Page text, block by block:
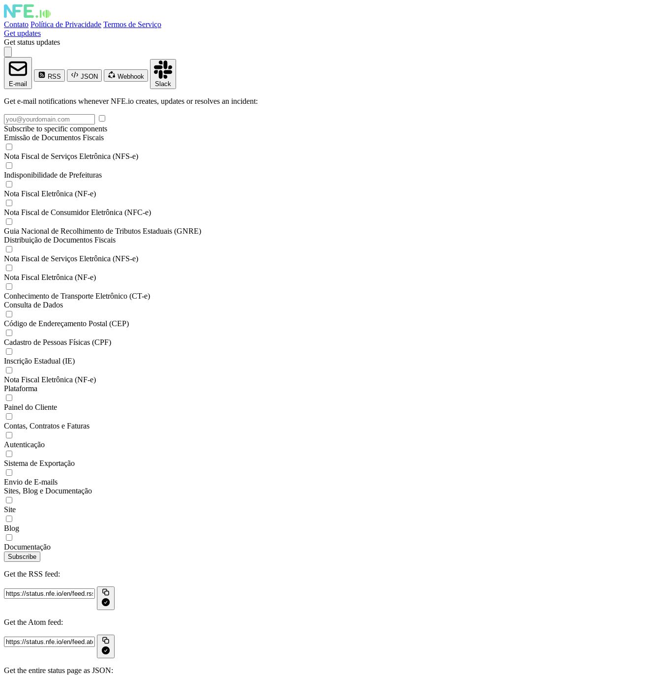
Contato Política de Privacidade Termos de Serviço
Get updates
Get status updates
E-mail
RSS JSON
Webhook
Slack
Get e-mail notifications whenever NFE.io creates, updates or resolves an incident:
Subscribe to specific components
Emissão de Documentos Fiscais
Nota Fiscal de Serviços Eletrônica (NFS-e)
Indisponibilidade de Prefeituras
Nota Fiscal Eletrônica (NF-e)
Nota Fiscal de Consumidor Eletrônica (NFC-e)
Guia Nacional de Recolhimento de Tributos Estaduais (GNRE)
Distribuição de Documentos Fiscais
Nota Fiscal de Serviços Eletrônica (NFS-e)
Nota Fiscal Eletrônica (NF-e)
Conhecimento de Transporte Eletrônico (CT-e)
Consulta de Dados
Código de Endereçamento Postal (CEP)
Cadastro de Pessoas Físicas (CPF)
Inscrição Estadual (IE)
Nota Fiscal Eletrônica (NF-e)
Plataforma
Painel do Cliente
Contas, Contratos e Faturas
Autenticação
Sistema de Exportação
Envio de E-mails
Sites, Blog e Documentação
Site
Blog
Documentação
Subscribe
Get the RSS feed:
Get the Atom feed:
Get the entire status page as JSON: